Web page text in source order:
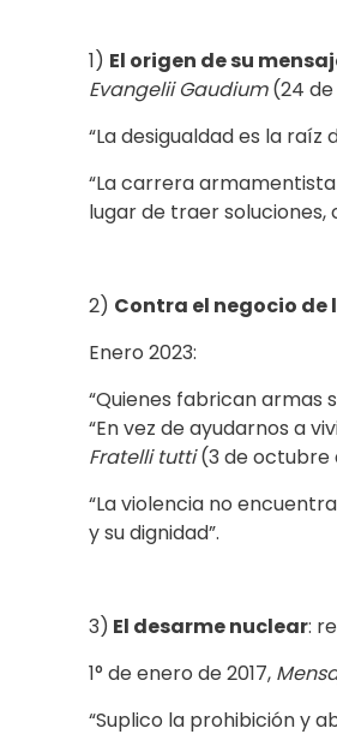
1) El origen de su
Evangelii Gaudium(24 de
“La desigualdad es la raíz
“La carrera
lugar de traer soluciones,
2) Contra el negocio de
Enero 2023:
“Quienes fabrican armas
“En vez de ayudarnos a
Fratelli tutti(3 de octubre
“La violencia no
y su dignidad”.
3) El desarme nuclear:
1° de enero de 2017,
“Suplico la prohibición y